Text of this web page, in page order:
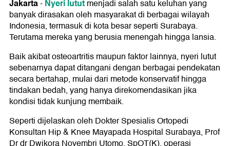
Jakarta-Nyeri lututmenjadi salah satu keluhan yang
banyak dirasakan oleh masyarakat di berbagai wilayah
Indonesia, termasuk di kota besar seperti Surabaya.
Terutama mereka yang berusia menengah hingga lansia.
Baik akibat osteoartritis maupun faktor lainnya, nyeri lutut
sebenarnya dapat ditangani dengan berbagai pendekatan
secara bertahap, mulai dari metode konservatif hingga
tindakan bedah, yang hanya direkomendasikan jika
kondisi tidak kunjung membaik.
Seperti dijelaskan oleh Dokter Spesialis Ortopedi
Konsultan Hip & Knee Mayapada Hospital Surabaya, Prof